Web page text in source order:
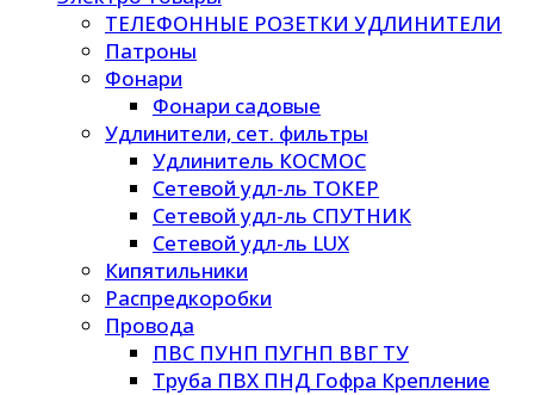
ТЕЛЕФОННЫЕ РОЗЕТКИ УДЛИНИТЕЛИ
Патроны
Фонари
Фонари садовые
Удлинители, сет. фильтры
Удлинитель КОСМОС
Сетевой удл-ль ТОКЕР
Сетевой удл-ль СПУТНИК
Сетевой удл-ль LUX
Кипятильники
Распредкоробки
Провода
ПВС ПУНП ПУГНП ВВГ ТУ
Труба ПВХ ПНД Гофра Крепление